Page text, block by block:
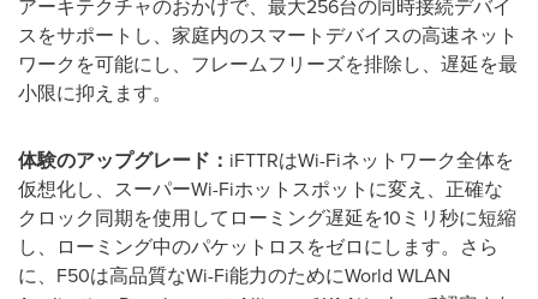
アーキテクチャのおかげで、最大256台の同時接続デバイ
スをサポートし、家庭内のスマートデバイスの高速ネット
ワークを可能にし、フレームフリーズを排除し、遅延を最
小限に抑えます。
体験のアップグレード： iFTTRはWi-Fiネットワーク全体を
仮想化し、スーパーWi-Fiホットスポットに変え、正確な
クロック同期を使用してローミング遅延を10ミリ秒に短縮
し、ローミング中のパケットロスをゼロにします。さら
に、F50は高品質なWi-Fi能力のためにWorld WLAN